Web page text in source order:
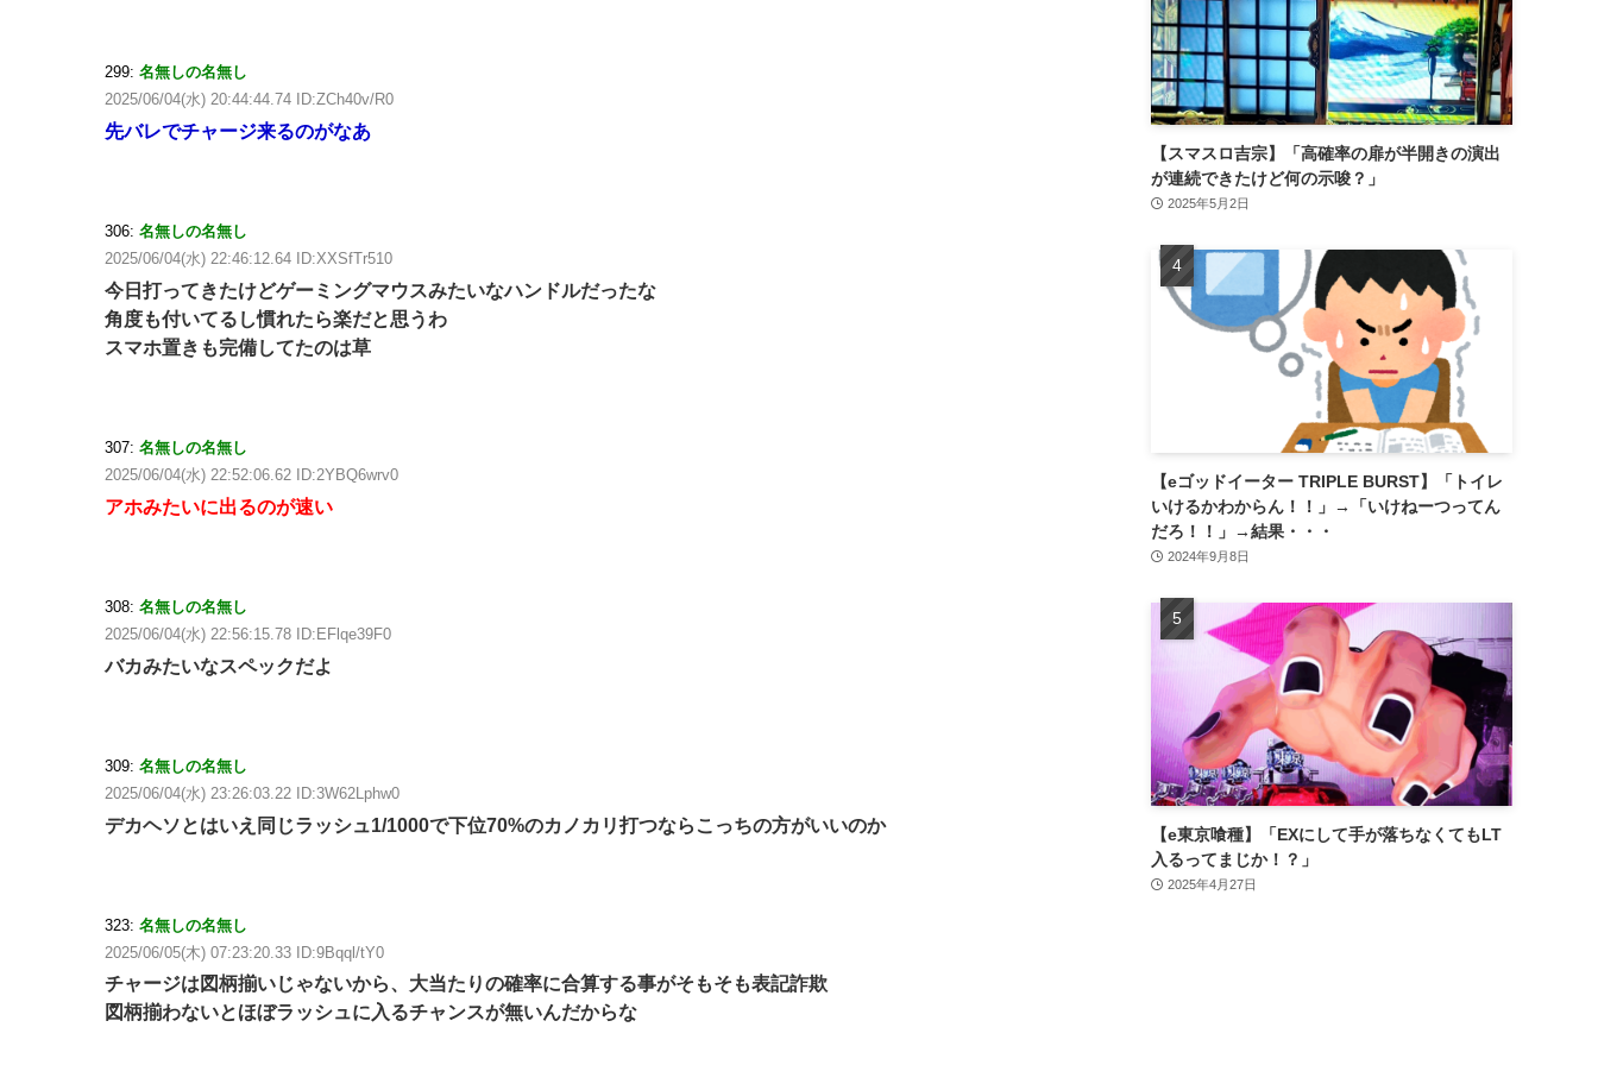
299: 名無しの名無し
2025/06/04(水) 20:44:44.74 ID:ZCh40v/R0
先バレでチャージ来るのがなあ
306: 名無しの名無し
2025/06/04(水) 22:46:12.64 ID:XXSfTr510
今日打ってきたけどゲーミングマウスみたいなハンドルだったな
角度も付いてるし慣れたら楽だと思うわ
スマホ置きも完備してたのは草
307: 名無しの名無し
2025/06/04(水) 22:52:06.62 ID:2YBQ6wrv0
アホみたいに出るのが速い
308: 名無しの名無し
2025/06/04(水) 22:56:15.78 ID:EFlqe39F0
バカみたいなスペックだよ
309: 名無しの名無し
2025/06/04(水) 23:26:03.22 ID:3W62Lphw0
デカヘソとはいえ同じラッシュ1/1000で下位70%のカノカリ打つならこっちの方がいいのか
323: 名無しの名無し
2025/06/05(木) 07:23:20.33 ID:9Bqql/tY0
チャージは図柄揃いじゃないから、大当たりの確率に合算する事がそもそも表記詐欺
図柄揃わないとほぼラッシュに入るチャンスが無いんだからな
【スマスロ吉宗】「高確率の扉が半開きの演出
が連続できたけど何の示唆？」
2025年5月2日
【eゴッドイーター TRIPLE BURST】「トイレ
いけるかわからん！！」→「いけねーつってん
だろ！！」→結果・・・
2024年9月8日
【e東京喰種】「EXにして手が落ちなくてもLT
入るってまじか！？」
2025年4月27日